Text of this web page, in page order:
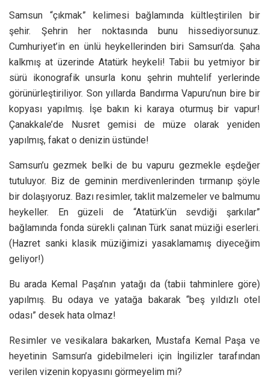
Samsun “çıkmak” kelimesi bağlamında kültleştirilen bir
şehir. Şehrin her noktasında bunu hissediyorsunuz.
Cumhuriyet’in en ünlü heykellerinden biri Samsun’da. Şaha
kalkmış at üzerinde Atatürk heykeli! Tabii bu yetmiyor bir
sürü ikonografik unsurla konu şehrin muhtelif yerlerinde
görünürleştiriliyor. Son yıllarda Bandırma Vapuru’nun bire bir
kopyası yapılmış. İşe bakın ki karaya oturmuş bir vapur!
Çanakkale’de Nusret gemisi de müze olarak yeniden
yapılmış, fakat o denizin üstünde!
Samsun’u gezmek belki de bu vapuru gezmekle eşdeğer
tutuluyor. Biz de geminin merdivenlerinden tırmanıp şöyle
bir dolaşıyoruz. Bazı resimler, taklit malzemeler ve balmumu
heykeller. En güzeli de “Atatürk’ün sevdiği şarkılar”
bağlamında fonda sürekli çalınan Türk sanat müziği eserleri.
(Hazret sanki klasik müziğimizi yasaklamamış diyeceğim
geliyor!)
Bu arada Kemal Paşa’nın yatağı da (tabii tahminlere göre)
yapılmış. Bu odaya ve yatağa bakarak “beş yıldızlı otel
odası” desek hata olmaz!
Resimler ve vesikalara bakarken, Mustafa Kemal Paşa ve
heyetinin Samsun’a gidebilmeleri için İngilizler tarafından
verilen vizenin kopyasını görmeyelim mi?